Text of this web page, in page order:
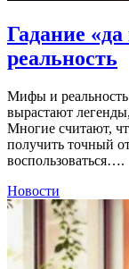
Гадание
реальность
Мифы и
вырастают
Многие считают,
получить точный
воспользоваться….
Новости